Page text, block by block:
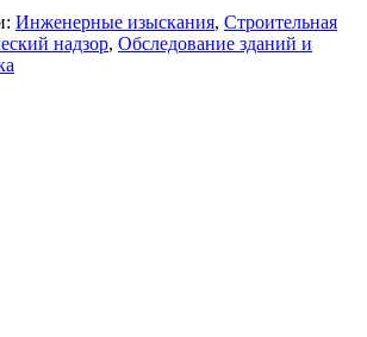
Инженерные изыскания, Строительная
надзор, Обследование зданий и